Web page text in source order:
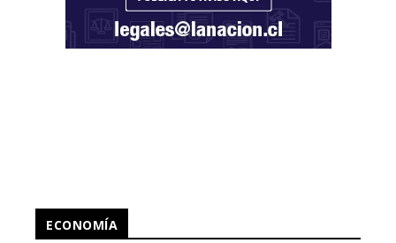
ECONOMÍA